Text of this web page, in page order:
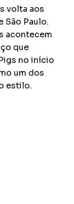
volta aos
São Paulo.
acontecem
que
no início
um dos
estilo.